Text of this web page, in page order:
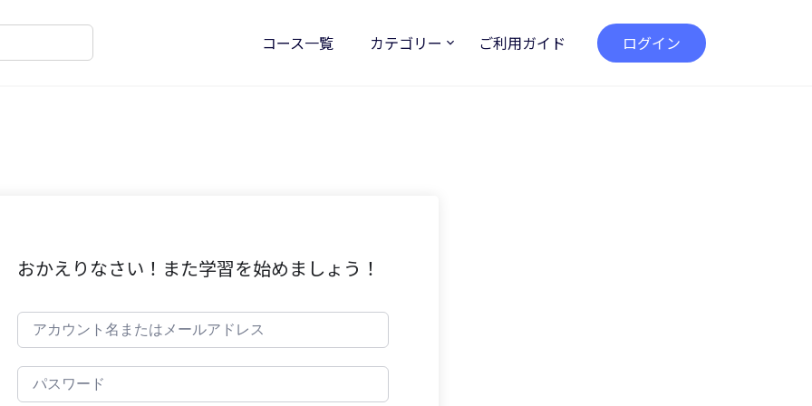
コース一覧 カテゴリー ご利用ガイド ログイン
おかえりなさい！また学習を始めましょう！